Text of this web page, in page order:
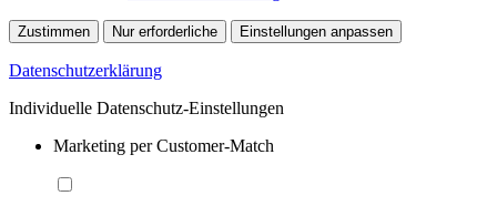
Zustimmen Nur erforderliche Einstellungen anpassen
Datenschutzerklärung
Individuelle Datenschutz-Einstellungen
Marketing per Customer-Match